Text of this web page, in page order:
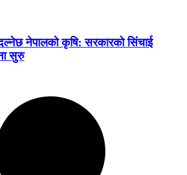
नेपालको कृषि: सरकारको सिंचाई
सुरु